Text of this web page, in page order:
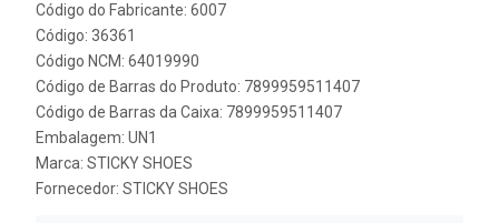
Código do Fabricante: 6007
Código: 36361
Código NCM: 64019990
Código de Barras do Produto: 7899959511407
Código de Barras da Caixa: 7899959511407
Embalagem: UN1
Marca: STICKY SHOES
Fornecedor: STICKY SHOES